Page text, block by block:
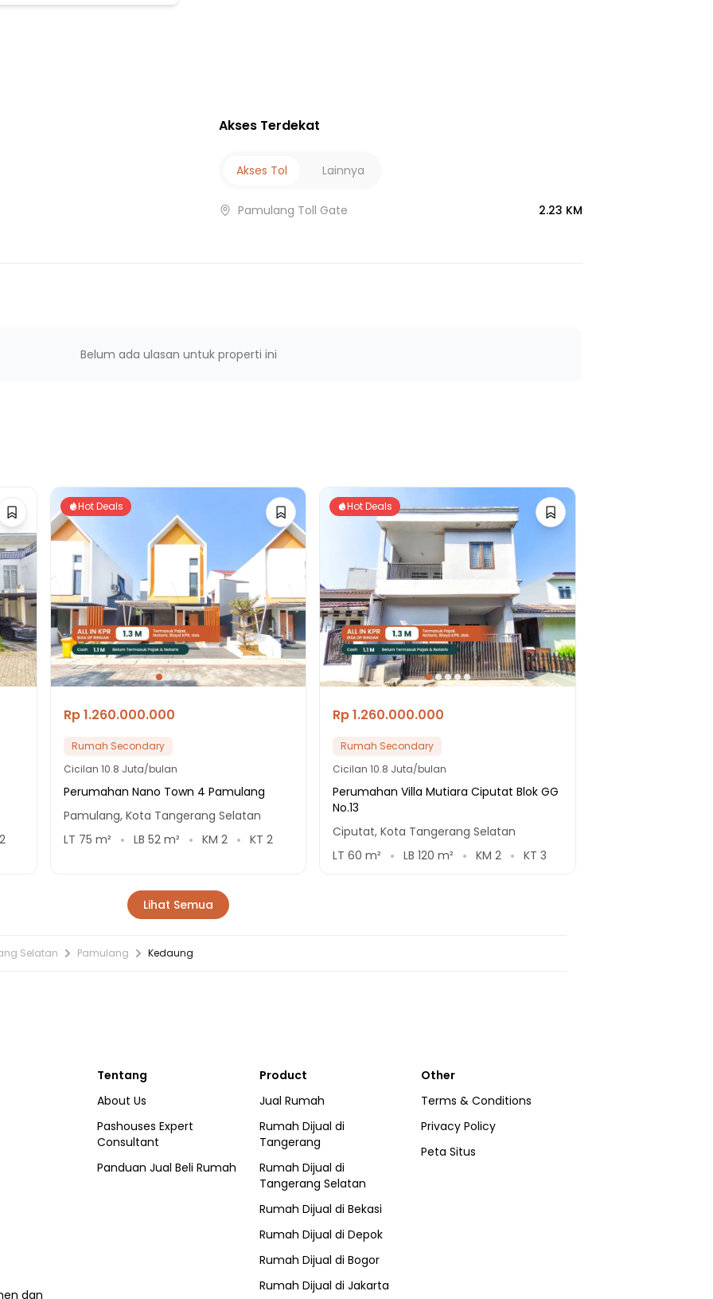
Akses Terdekat
Akses Tol Lainnya
Pamulang Toll Gate 2.23 KM
Belum ada ulasan untuk properti ini
2
Hot Deals
Rp 1.260.000.000
Rumah Secondary
Cicilan 10.8 Juta/bulan
Perumahan Nano Town 4 Pamulang
Pamulang, Kota Tangerang Selatan
LT 75 m² LB 52m² KM 2 KT 2
Hot Deals
Rp 1.260.000.000
Rumah Secondary
Cicilan10.8 Juta/bulan
Perumahan Villa Mutiara Ciputat Blok GG
No.13
Ciputat, Kota Tangerang Selatan
LT60 m² LB120 m² KM2 KT3
Lihat Semua
Selatan Pamulang Kedaung
dan
Tentang
About Us
Pashouses Expert
Consultant
Panduan Jual Beli Rumah
Product
Jual Rumah
Rumah Dijual di
Tangerang
Rumah Dijual di
Tangerang Selatan
Rumah Dijual di Bekasi
Rumah Dijual di Depok
Rumah Dijual di Bogor
Rumah Dijual di Jakarta
Other
Terms & Conditions
Privacy Policy
Peta Situs